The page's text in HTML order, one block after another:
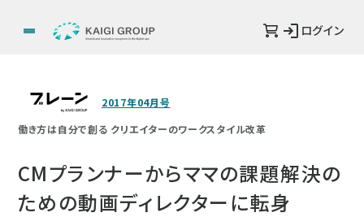
ログイン
2017年04月号
働き方は自分で創る クリエイターのワークスタイル改革
CMプランナーからママの課題解決の
ための動画ディレクターに転身